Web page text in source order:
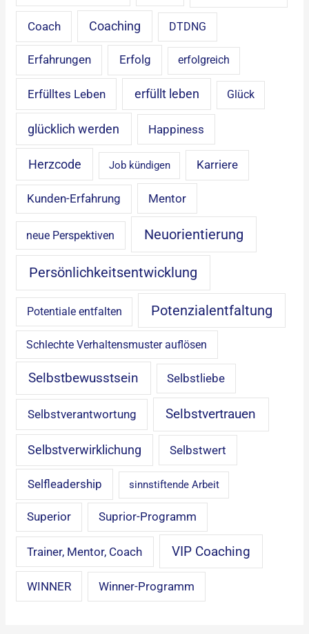
Coach Coaching DTDNG
Erfahrungen Erfolg erfolgreich
Erfülltes Leben erfüllt leben Glück
glücklich werden Happiness
Herzcode Job kündigen Karriere
Kunden-Erfahrung Mentor
neue Perspektiven Neuorientierung
Persönlichkeitsentwicklung
Potentiale entfalten Potenzialentfaltung
Schlechte Verhaltensmuster auflösen
Selbstbewusstsein Selbstliebe
Selbstverantwortung Selbstvertrauen
Selbstverwirklichung Selbstwert
Selfleadership sinnstiftende Arbeit
Superior Suprior-Programm
Trainer, Mentor, Coach VIP Coaching
WINNER Winner-Programm